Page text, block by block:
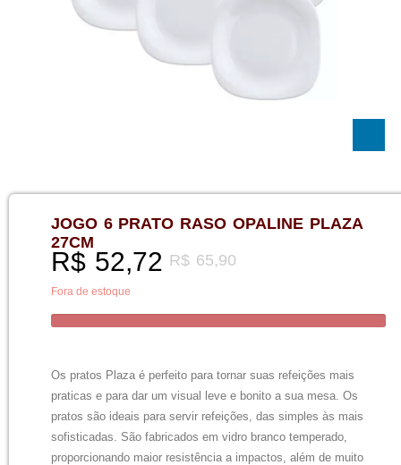
JOGO 6 PRATO RASO OPALINE PLAZA
27CM
R$65,90
R$52,72
Fora de estoque
Os pratos Plaza é perfeito para tornar suas refeições mais
praticas e para dar um visual leve e bonito a sua mesa. Os
pratos são ideais para servir refeições, das simples às mais
sofisticadas. São fabricados em vidro branco temperado,
proporcionando maior resistência a impactos, além de muito